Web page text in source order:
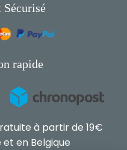
Sécurisé
rapide
à partir de 19€
en Belgique